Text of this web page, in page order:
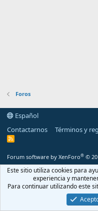
Foros
Español
Contactarnos
Términos y
R
Forum software by XenForo® ©
Este sitio utiliza cookies para
experiencia y
Para continuar utilizando este